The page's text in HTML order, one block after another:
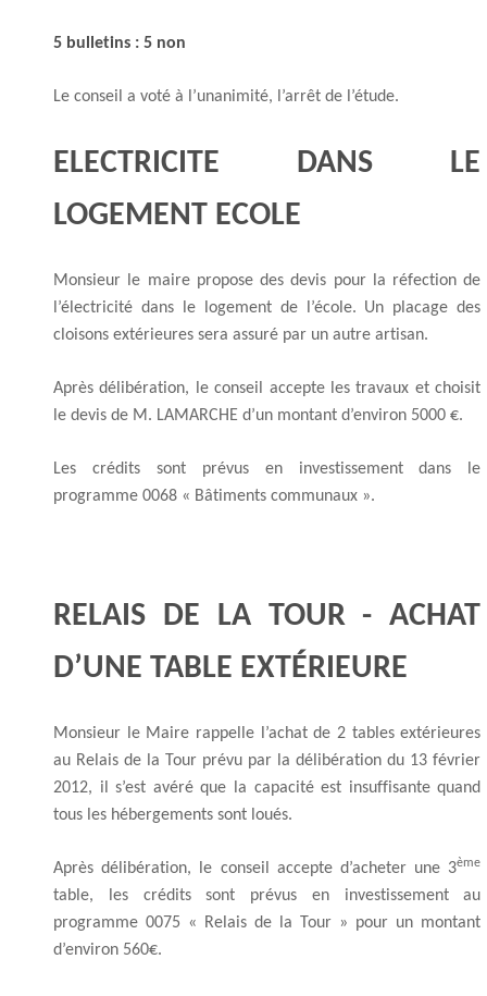
5 bulletins : 5 non
Le conseil a voté à l’unanimité, l’arrêt de l’étude.
ELECTRICITE DANS LE
LOGEMENT ECOLE
Monsieur le maire propose des devis pour la réfection de
l’électricité dans le logement de l’école. Un placage des
cloisons extérieures sera assuré par un autre artisan.
Après délibération, le conseil accepte les travaux et choisit
le devis de M. LAMARCHE d’un montant d’environ 5000 €.
Les crédits sont prévus en investissement dans le
programme 0068 « Bâtiments communaux ».
RELAIS DE LA TOUR - ACHAT
D’UNE TABLE EXTÉRIEURE
Monsieur le Maire rappelle l’achat de 2 tables extérieures
au Relais de la Tour prévu par la délibération du 13 février
2012, il s’est avéré que la capacité est insuffisante quand
tous les hébergements sont loués.
Après délibération, le conseil accepte d’acheter une 3ème
table, les crédits sont prévus en investissement au
programme 0075 « Relais de la Tour » pour un montant
d’environ 560€.